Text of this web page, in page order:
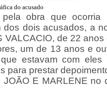
do acusado
obra que ocorria
dos dois acusados, a
VALCACIO, de 22 anos
um de 13 anos e
estavam com eles
para prestar
E MARLENE no